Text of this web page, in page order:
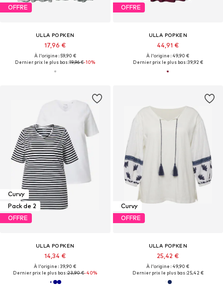
OFFRE
ULLA POPKEN
17,96 €
À l'origine : 59,90 €
Dernier prix le plus bas :19,96 €-10%
OFFRE
ULLA POPKEN
44,91 €
À l'origine : 49,90 €
Dernier prix le plus bas :39,92 €
Curvy
Pack de 2
OFFRE
ULLA POPKEN
14,34 €
À l'origine : 39,90 €
Dernier prix le plus bas :23,90 €-40%
Curvy
OFFRE
ULLA POPKEN
25,42 €
À l'origine : 49,90 €
Dernier prix le plus bas :25,42 €